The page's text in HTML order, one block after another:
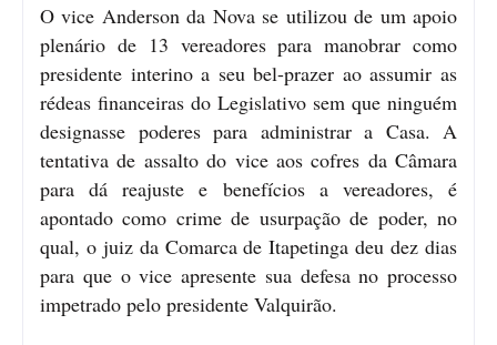
O vice Anderson da Nova se utilizou de um apoio
plenário de 13 vereadores para manobrar como
presidente interino a seu bel-prazer ao assumir as
rédeas financeiras do Legislativo sem que ninguém
designasse poderes para administrar a Casa. A
tentativa de assalto do vice aos cofres da Câmara
para dá reajuste e benefícios a vereadores, é
apontado como crime de usurpação de poder, no
qual, o juiz da Comarca de Itapetinga deu dez dias
para que o vice apresente sua defesa no processo
impetrado pelo presidente Valquirão.